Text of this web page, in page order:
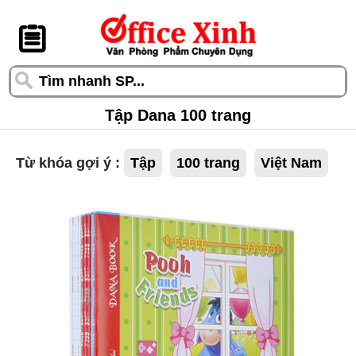
󰆎
Tập Dana 100 trang
Từ khóa gợi ý : Tập 100 trang Việt Nam